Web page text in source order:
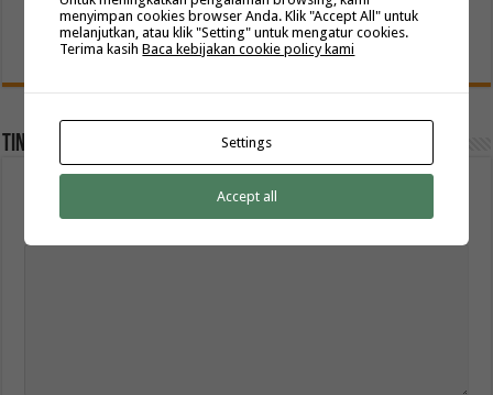
Pabrik Kain Batik printing langsung dari Solo
Desember 27, 2021
Tinggalkan Balasan
Alamat email Anda tidak akan dipublikasikan.
menyimpan cookies browser Anda. Klik "Accept All" untuk
melanjutkan, atau klik "Setting" untuk mengatur cookies.
Terima kasihBaca kebijakan cookie policy kami
Settings
Accept all